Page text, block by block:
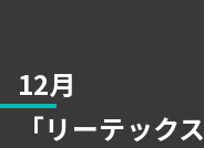
12月
「リーテックス